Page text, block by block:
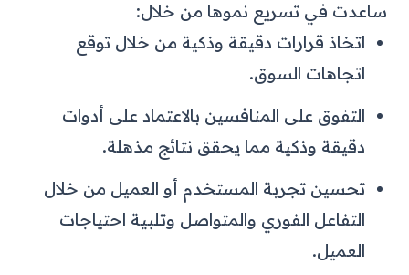
ساعدت في تسريع نموها من خلال:
اتخاذ قرارات دقيقة وذكية من خلال توقع
اتجاهات السوق.
التفوق على المنافسين بالاعتماد على أدوات
دقيقة وذكية مما يحقق نتائج مذهلة.
تحسين تجربة المستخدم أو العميل من خلال
التفاعل الفوري والمتواصل وتلبية احتياجات
العميل.